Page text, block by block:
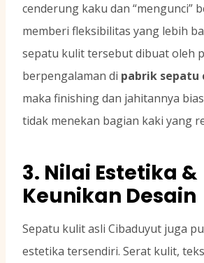
cenderung kaku dan “mengunci”
memberi fleksibilitas yang lebih
sepatu kulit tersebut dibuat oleh
berpengalaman di pabrik sepatu
maka finishing dan jahitannya
tidak menekan bagian kaki yang
3. Nilai Estetika &
Keunikan Desain
Sepatu kulit asli Cibaduyut juga
estetika tersendiri. Serat kulit,